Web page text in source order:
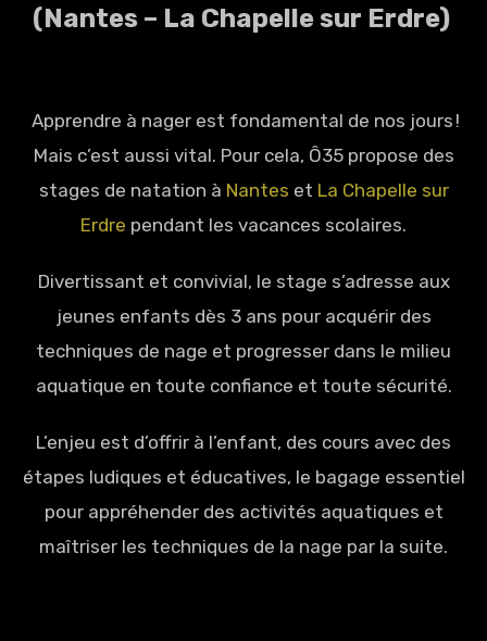
(Nantes – La Chapelle sur Erdre)
Apprendre à nager est fondamental de nos jours !
Mais c’est aussi vital. Pour cela, Ô35 propose des
stages de natation à Nantes et La Chapelle sur
Erdre pendant les vacances scolaires.
Divertissant et convivial, le stage s’adresse aux
jeunes enfants dès 3 ans pour acquérir des
techniques de nage et progresser dans le milieu
aquatique en toute confiance et toute sécurité.
L’enjeu est d’offrir à l’enfant, des cours avec des
étapes ludiques et éducatives, le bagage essentiel
pour appréhender des activités aquatiques et
maîtriser les techniques de la nage par la suite.